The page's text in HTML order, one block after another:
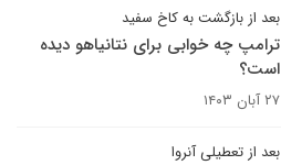
بعد از بازگشت به کاخ سفید
ترامپ چه خوابی برای نتانیاهو دیده
است؟
۲۷ آبان ۱۴۰۳
بعد از تعطیلی آنروا